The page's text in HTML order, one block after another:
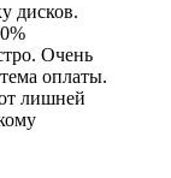
дисков.
Очень
оплаты.
лишней